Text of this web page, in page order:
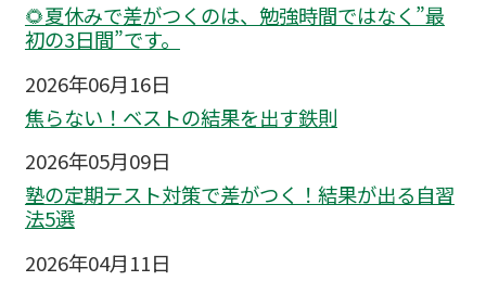
🌻夏休みで差がつくのは、勉強時間ではなく”最
初の3日間”です。
2026年06月16日
焦らない！ベストの結果を出す鉄則
2026年05月09日
塾の定期テスト対策で差がつく！結果が出る自習
法5選
2026年04月11日